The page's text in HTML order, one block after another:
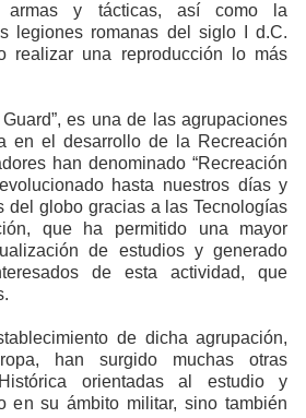
y tácticas, así como la
legiones romanas del siglo I d.C.
realizar una reproducción lo más
es una de las agrupaciones
en el desarrollo de la Recreación
han denominado “Recreación
hasta nuestros días y
del globo gracias a las Tecnologías
que ha permitido una mayor
de estudios y generado
de esta actividad, que
de dicha agrupación,
han surgido muchas otras
orientadas al estudio y
en su ámbito militar, sino también